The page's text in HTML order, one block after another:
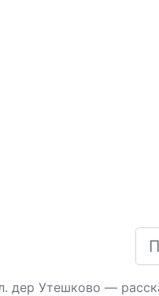
дер Утешково —